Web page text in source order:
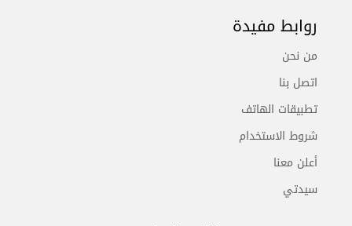
روابط مفيدة
من نحن
اتصل بنا
تطبيقات الهاتف
شروط الاستخدام
أعلن معنا
سيدتي